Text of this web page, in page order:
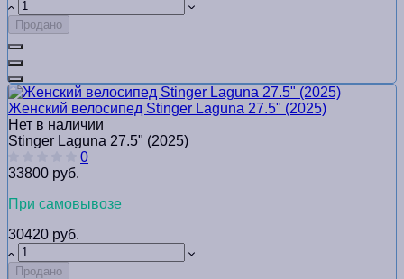
Продано
Женский велосипед Stinger Laguna 27.5" (2025)
Нет в наличии
Stinger Laguna 27.5" (2025)
0
33800 руб.
При самовывозе
30420 руб.
Продано